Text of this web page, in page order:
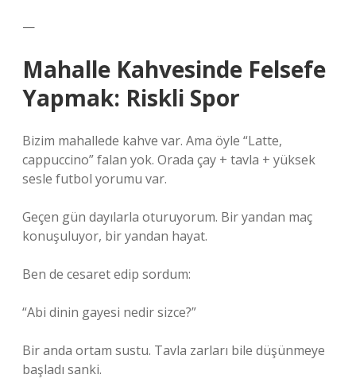
—
Mahalle Kahvesinde Felsefe
Yapmak: Riskli Spor
Bizim mahallede kahve var. Ama öyle “Latte,
cappuccino” falan yok. Orada çay + tavla + yüksek
sesle futbol yorumu var.
Geçen gün dayılarla oturuyorum. Bir yandan maç
konuşuluyor, bir yandan hayat.
Ben de cesaret edip sordum:
“Abi dinin gayesi nedir sizce?”
Bir anda ortam sustu. Tavla zarları bile düşünmeye
başladı sanki.